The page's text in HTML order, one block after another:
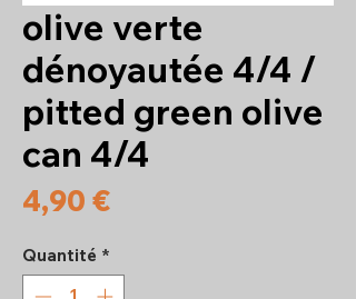
olive verte
dénoyautée 4/4 /
pitted green olive
can 4/4
4,90 €
Quantité *